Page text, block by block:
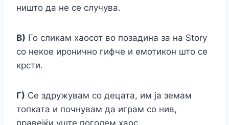
ништо да не се случува.
В) Го сликам хаосот во позадина за на Story
со некое иронично гифче и емотикон што се
крсти.
Г) Се здружувам со децата, им ја земам
топката и почнувам да играм со нив,